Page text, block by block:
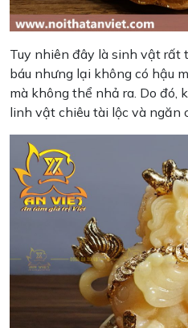
Tuy nhiên đây là sinh vật rất
báu nhưng lại không có hậu
mà không thể nhả ra. Do đó,
linh vật chiêu tài lộc và ngăn